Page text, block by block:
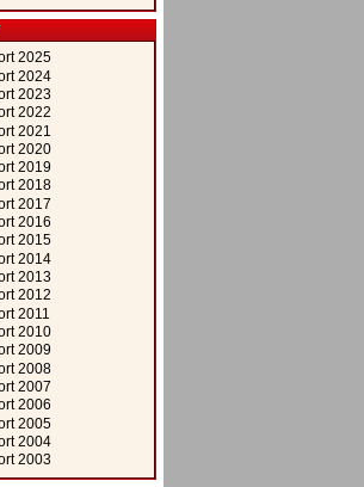
2025
2024
2023
2022
2021
2020
2019
2018
2017
2016
2015
2014
2013
2012
2011
2010
2009
2008
2007
2006
2005
2004
2003